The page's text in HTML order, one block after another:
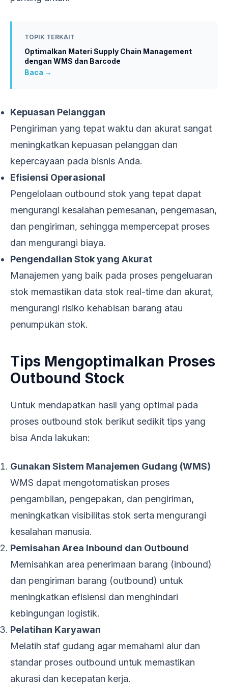
TOPIK TERKAIT
Optimalkan Materi Supply Chain Management
dengan WMS dan Barcode
Baca →
Kepuasan Pelanggan
Pengiriman yang tepat waktu dan akurat sangat
meningkatkan kepuasan pelanggan dan
kepercayaan pada bisnis Anda.
Efisiensi Operasional
Pengelolaan outbound stok yang tepat dapat
mengurangi kesalahan pemesanan, pengemasan,
dan pengiriman, sehingga mempercepat proses
dan mengurangi biaya.
Pengendalian Stok yang Akurat
Manajemen yang baik pada proses pengeluaran
stok memastikan data stok real-time dan akurat,
mengurangi risiko kehabisan barang atau
penumpukan stok.
Tips Mengoptimalkan Proses
Outbound Stock
Untuk mendapatkan hasil yang optimal pada
proses outbound stok berikut sedikit tips yang
bisa Anda lakukan:
Gunakan Sistem Manajemen Gudang (WMS)
WMS dapat mengotomatiskan proses
pengambilan, pengepakan, dan pengiriman,
meningkatkan visibilitas stok serta mengurangi
kesalahan manusia.
Pemisahan Area Inbound dan Outbound
Memisahkan area penerimaan barang (inbound)
dan pengiriman barang (outbound) untuk
meningkatkan efisiensi dan menghindari
kebingungan logistik.
Pelatihan Karyawan
Melatih staf gudang agar memahami alur dan
standar proses outbound untuk memastikan
akurasi dan kecepatan kerja.